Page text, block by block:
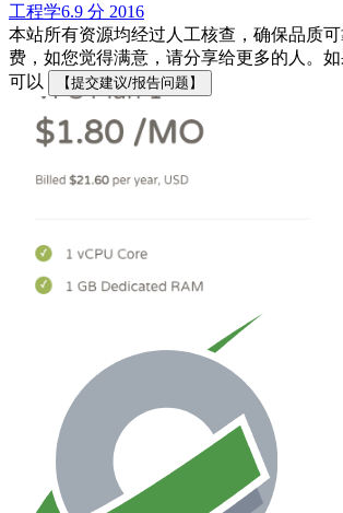
工程学6.9 分 2016
本站所有资源均经过人工核查，确保品质
费，如您觉得满意，请分享给更多的人。如
可以
【提交建议/报告问题】